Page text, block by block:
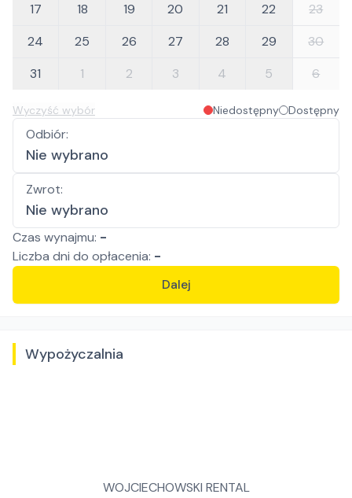
17
18 19 20 21 22
23
24
25 26 27 28 29
30
31
1 2 3 4 5 6
Wyczyść wybór Niedostępny Dostępny
Odbiór:
Nie wybrano
Zwrot:
Nie wybrano
Czas wynajmu: -
Liczba dni do opłacenia: -
Dalej
Wypożyczalnia
WOJCIECHOWSKI RENTAL